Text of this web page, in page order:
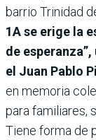
barrio Trinidad
1A se erige la
de
el Juan Pablo
en memoria
para familiares,
Tiene forma de